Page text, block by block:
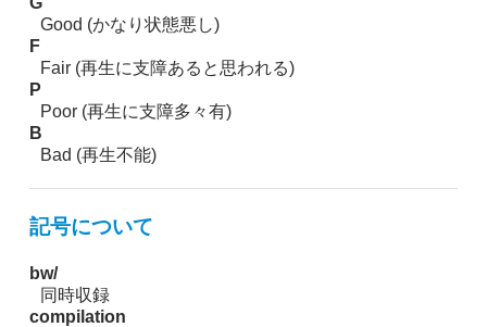
Good (かなり状態悪し)
F
Fair (再生に支障あると思われる)
P
Poor (再生に支障多々有)
B
Bad (再生不能)
記号について
bw/
同時収録
compilation